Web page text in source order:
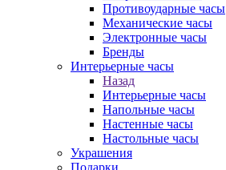
Противоударные часы
Механические часы
Электронные часы
Бренды
Интерьерные часы
Назад
Интерьерные часы
Напольные часы
Настенные часы
Настольные часы
Украшения